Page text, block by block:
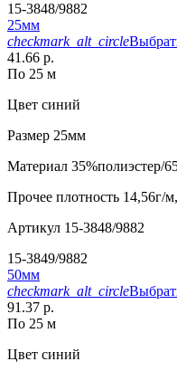
15-3848/9882
25мм
checkmark_alt_circle
41.66 р.
По 25 м
Цвет синий
Размер 25мм
Материал 35%полиэстер/
Прочее плотность 14,56г/
Артикул 15-3848/9882
15-3849/9882
50мм
checkmark_alt_circle
91.37 р.
По 25 м
Цвет синий